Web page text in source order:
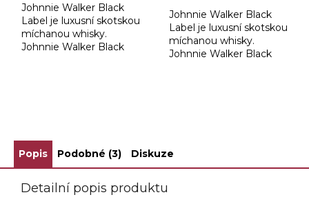
Johnnie Walker Black
Label je luxusní skotskou
míchanou whisky.
Johnnie Walker Black
Johnnie Walker Black
Label je luxusní skotskou
míchanou whisky.
Johnnie Walker Black
Popis Podobné (3) Diskuze
Detailní popis produktu